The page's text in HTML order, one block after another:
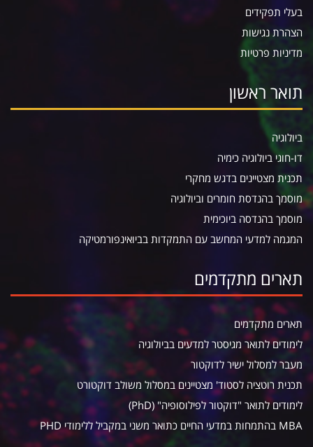
בעלי תפקידים
הצהרת נגישות
מדיניות פרטיות
תואר ראשון
ביולוגיה
דו-חוגי ביולוגיה כימיה
תכנית מצטיינים בדגש מחקרי
מוסמך בהנדסת חומרים וביולוגיה
מוסמך בהנדסה ביוכימית
המגמה למדעי המחשב עם התמקדות בביואינפורמטיקה
תארים מתקדמים
תארים מתקדמים
לימודים לתואר מגיסטר למדעים בביולוגיה
מעבר למסלול ישיר לדוקטור
תכנית רוטציה לסטוד' מצטיינים במסלול משולב דוקטורט
לימודים לתואר "דוקטור לפילוסופיה" (PhD)
MBA בהתמחות במדעי החיים כתואר משני במקביל ללימודי PHD